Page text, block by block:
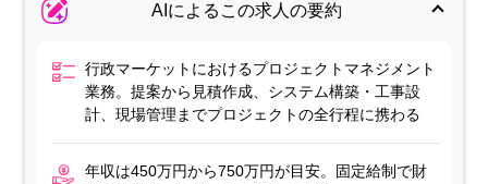
AIによるこの求人の要約
行政マーケットにおけるプロジェクトマネジメント
業務。提案から見積作成、システム構築・工事設
計、現場管理までプロジェクトの全行程に携わる
年収は450万円から750万円が目安。固定給制で財